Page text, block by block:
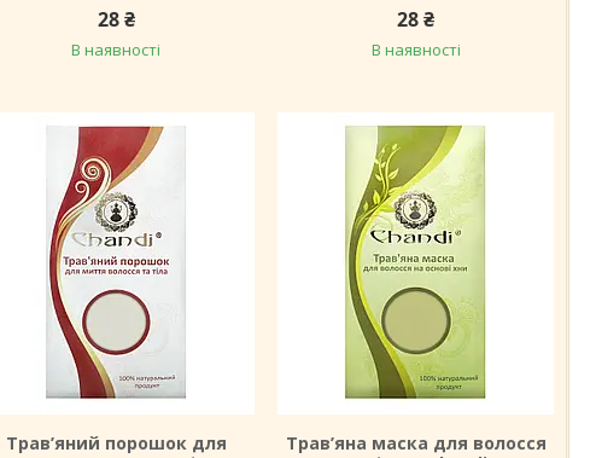
28 ₴
В наявності
28 ₴
В наявності
Трав’яний порошок для
Трав’яна маска для волосся